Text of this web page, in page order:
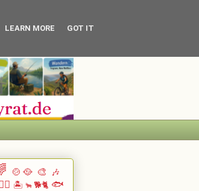
🍲🥘 🎨 🎶
🏝️ 🐂 🐕🐈 🐟
LEARN MORE GOT IT